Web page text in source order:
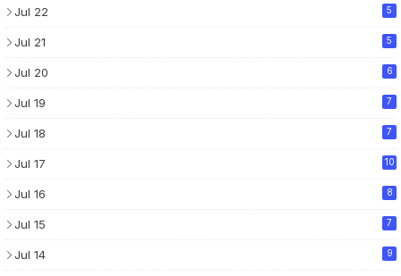
Jul 22 5
Jul 21 5
Jul 20 6
Jul 19 7
Jul 18 7
Jul 17 10
Jul 16 8
Jul 15 7
Jul 14 9